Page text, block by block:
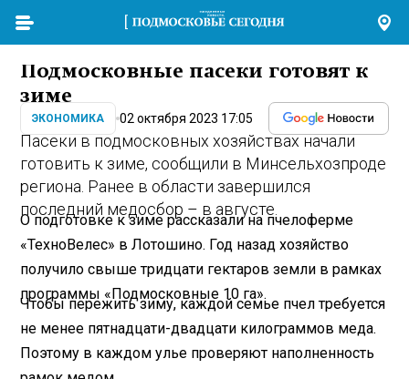
Подмосковные пасеки готовят к
зиме
ЭКОНОМИКА 02 октября 2023 17:05
Пасеки в подмосковных хозяйствах начали
готовить к зиме, сообщили в Минсельхозпроде
региона. Ранее в области завершился
последний медосбор – в августе.
О подготовке к зиме рассказали на пчелоферме
«ТехноВелес» в Лотошино. Год назад хозяйство
получило свыше тридцати гектаров земли в рамках
программы «Подмосковные 10 га».
Чтобы пережить зиму, каждой семье пчел требуется
не менее пятнадцати-двадцати килограммов меда.
Поэтому в каждом улье проверяют наполненность